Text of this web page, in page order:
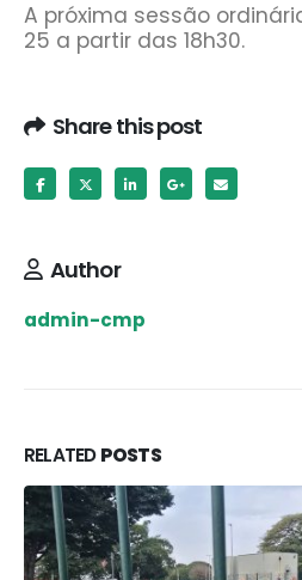
A próxima sessão
25 a partir das 18h30.
Share this post
Author
admin-cmp
RELATEDPOSTS